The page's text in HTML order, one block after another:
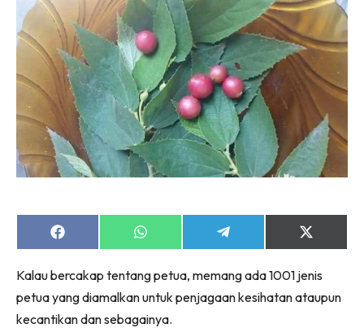
Share
on
Share
on
Share
on
Share
on
(Twitter)
Kalau bercakap tentang petua, memang ada 1001 jenis
petua yang diamalkan untuk penjagaan kesihatan ataupun
kecantikan dan sebagainya.